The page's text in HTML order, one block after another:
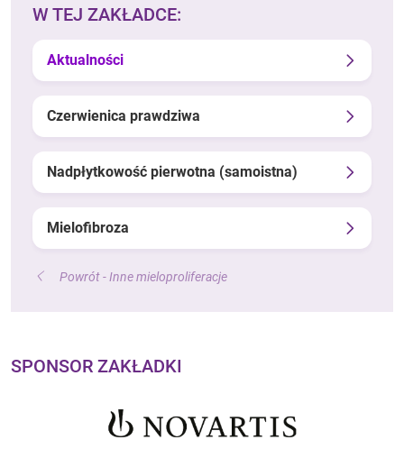
W TEJ ZAKŁADCE:
Aktualności
Czerwienica prawdziwa
Nadpłytkowość pierwotna (samoistna)
Mielofibroza
Powrót - Inne mieloproliferacje
SPONSOR ZAKŁADKI